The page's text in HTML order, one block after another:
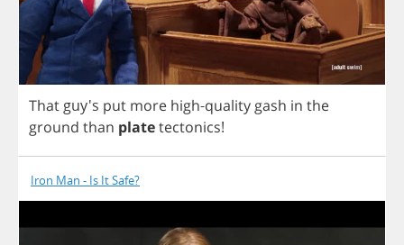
That guy's put more high-quality gash in the
ground than platetectonics!
Iron Man - Is It Safe?